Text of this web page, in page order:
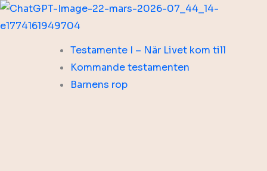
Hoppa
till
Testamente I – När Livet kom till
Kommande testamenten
Barnens rop